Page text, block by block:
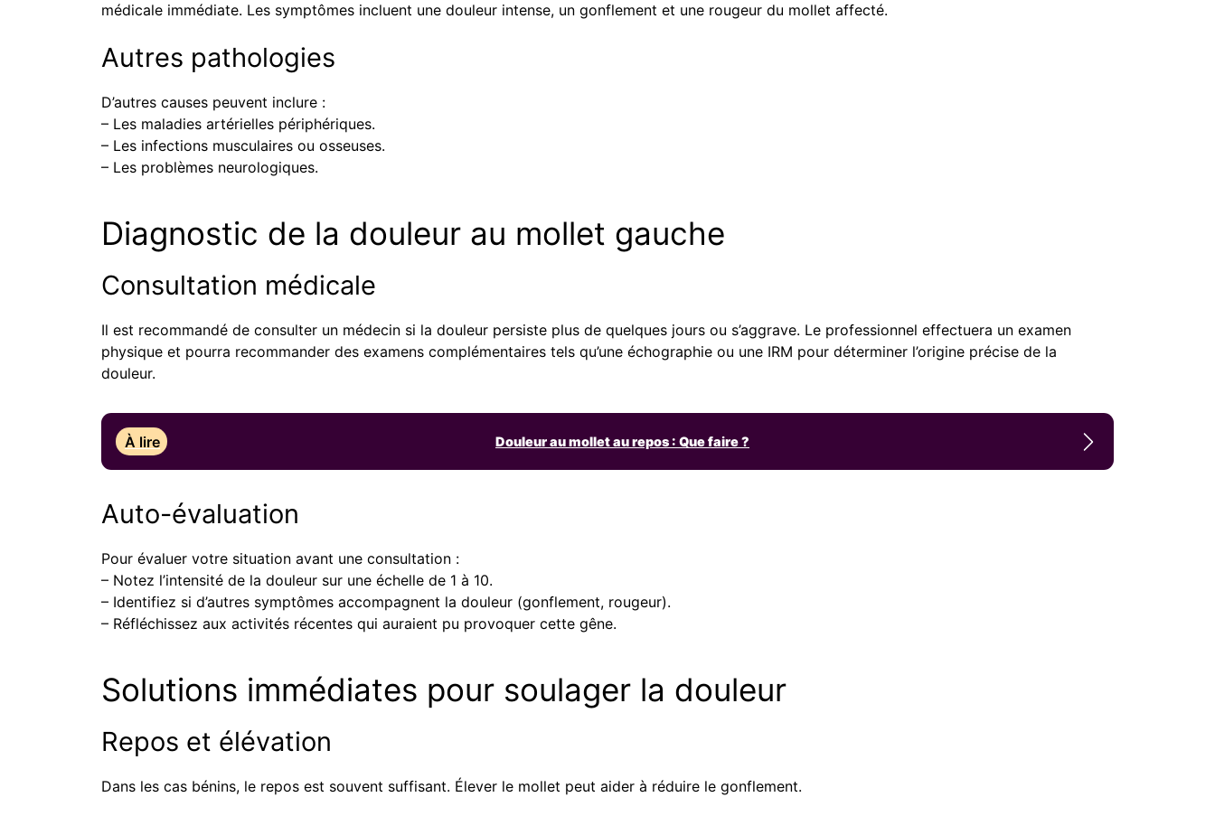
médicale immédiate. Les symptômes incluent une douleur intense, un gonflement et une rougeur du mollet affecté.
Autres pathologies
D’autres causes peuvent inclure :
– Les maladies artérielles périphériques.
– Les infections musculaires ou osseuses.
– Les problèmes neurologiques.
Diagnostic de la douleur au mollet gauche
Consultation médicale
Il est recommandé de consulter un médecin si la douleur persiste plus de quelques jours ou s’aggrave. Le professionnel effectuera un examen
physique et pourra recommander des examens complémentaires tels qu’une échographie ou une IRM pour déterminer l’origine précise de la
douleur.
À lire Douleur au mollet au repos : Que faire ?
Auto-évaluation
Pour évaluer votre situation avant une consultation :
– Notez l’intensité de la douleur sur une échelle de 1 à 10.
– Identifiez si d’autres symptômes accompagnent la douleur (gonflement, rougeur).
– Réfléchissez aux activités récentes qui auraient pu provoquer cette gêne.
Solutions immédiates pour soulager la douleur
Repos et élévation
Dans les cas bénins, le repos est souvent suffisant. Élever le mollet peut aider à réduire le gonflement.